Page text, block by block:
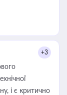
+3
і є критично